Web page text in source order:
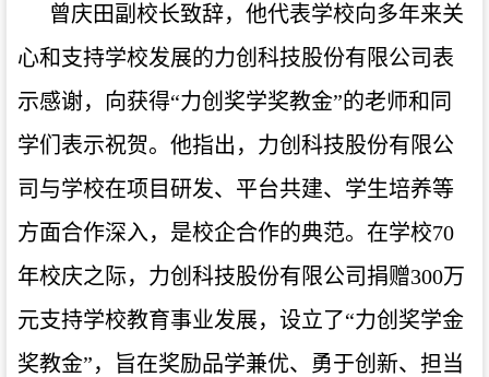
曾庆田副校长致辞，他代表学校向多年来关
心和支持学校发展的力创科技股份有限公司表
示感谢，向获得“力创奖学奖教金”的老师和同
学们表示祝贺。他指出，力创科技股份有限公
司与学校在项目研发、平台共建、学生培养等
方面合作深入，是校企合作的典范。在学校70
年校庆之际，力创科技股份有限公司捐赠300万
元支持学校教育事业发展，设立了“力创奖学金
奖教金”，旨在奖励品学兼优、勇于创新、担当